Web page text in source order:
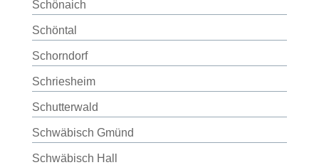
Schönaich
Schöntal
Schorndorf
Schriesheim
Schutterwald
Schwäbisch Gmünd
Schwäbisch Hall